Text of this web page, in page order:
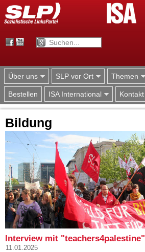
Jump to navigation
Über uns SLP vor Ort Themen
Bestellen ISA International Kontakt
Bildung
Interview mit "teachers4palestine"
11.01.2025